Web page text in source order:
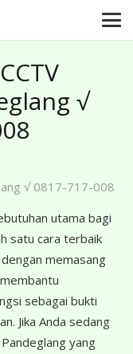
√
√ 0817-717-008
utama bagi
satu cara terbaik
memasang
sebagai bukti
Jika Anda sedang
Pandeglang yang